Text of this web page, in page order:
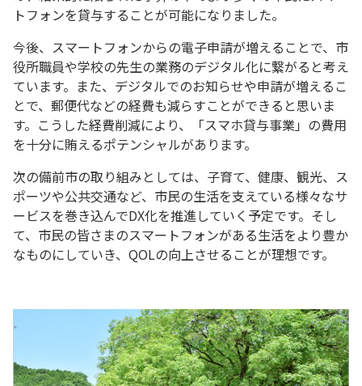
トフォンを貸与することが可能になりました。
今後、スマートフォンからの電子申請が増えることで、市
役所職員や学校の先生の業務のデジタル化に繋がると考え
ています。また、デジタルでのお知らせや申請が増えるこ
とで、郵便代などの経費も減らすことができると思いま
す。こうした経費削減により、「スマホ貸与事業」の費用
を十分に賄えるポテンシャルがあります。
次の備前市の取り組みとしては、子育て、健康、観光、ス
ポーツや公共交通など、市民の生活を支えている様々なサ
ービスを巻き込んでDX化を推進していく予定です。そし
て、市民の皆さまのスマートフォンがある生活をより豊か
なものにしていき、QOLの向上させることが理想です。